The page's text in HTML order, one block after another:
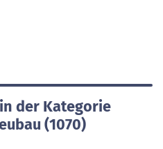
der Kategorie
(1070)